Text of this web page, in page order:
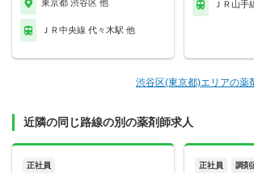
東京都 渋谷区 他
ＪＲ中央線 代々木駅 他
ＪＲ山手
渋谷区(東京都)エリアの薬
近隣の同じ路線の別の薬剤師求人
正社員 正社員 調剤